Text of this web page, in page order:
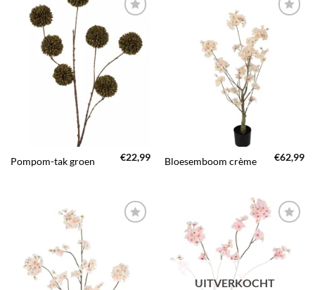
TOEVOEGEN
AAN JOUW
FAVORIETEN
Pompom-tak groen €22,99
TOEVOEGEN
AAN JOUW
FAVORIETEN
Bloesemboom crème €62,99
AAN JOUW
FAVORIETEN
TOEVOEGEN
AAN JOUW
UITVERKOCHT